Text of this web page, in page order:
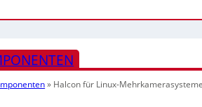
» Halcon für Linux-Mehrkamerasysteme